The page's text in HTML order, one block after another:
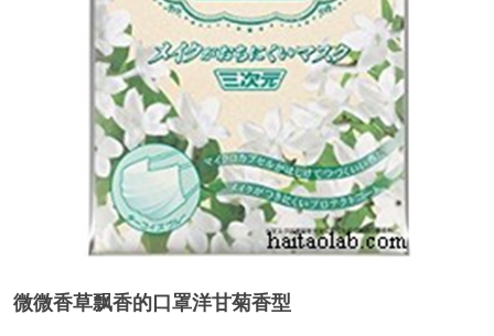
微微香草飘香的口罩洋甘菊香型